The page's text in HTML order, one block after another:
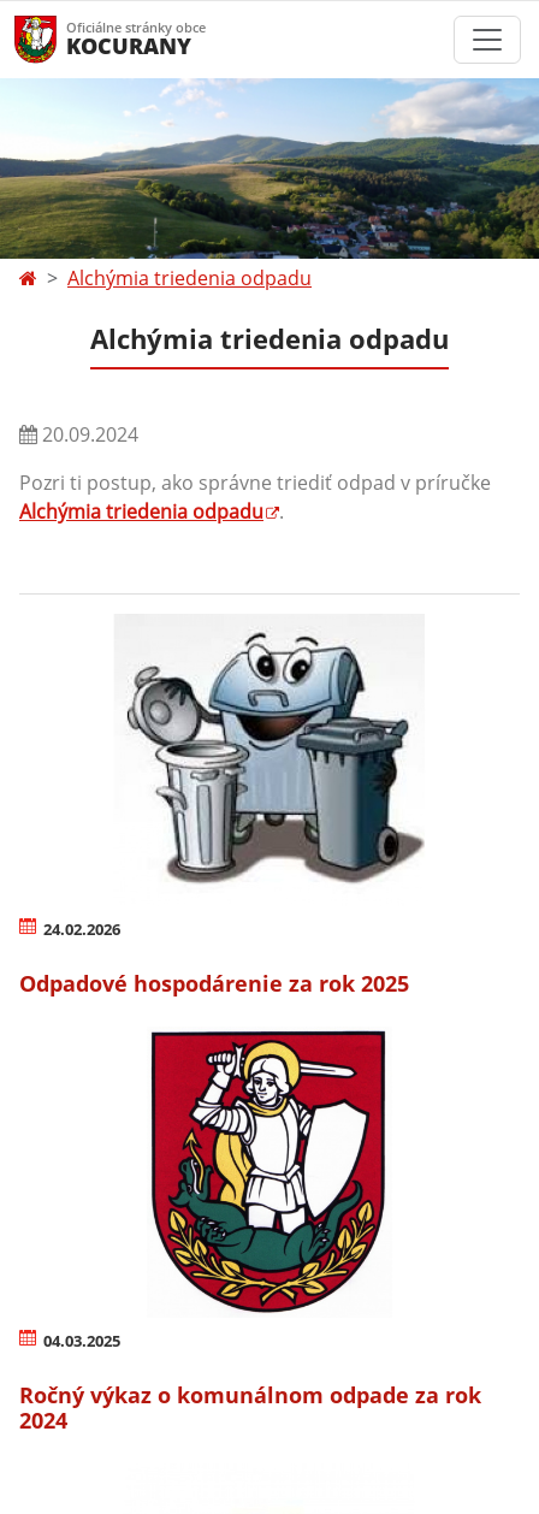
Oficiálne stránky obce
KOCURANY
Alchýmia triedenia odpadu
Alchýmia triedenia odpadu
20.09.2024
Pozri ti postup, ako správne triediť odpad v príručke
Alchýmia triedenia odpadu
.
24.02.2026
Odpadové hospodárenie za rok 2025
04.03.2025
Ročný výkaz o komunálnom odpade za rok
2024